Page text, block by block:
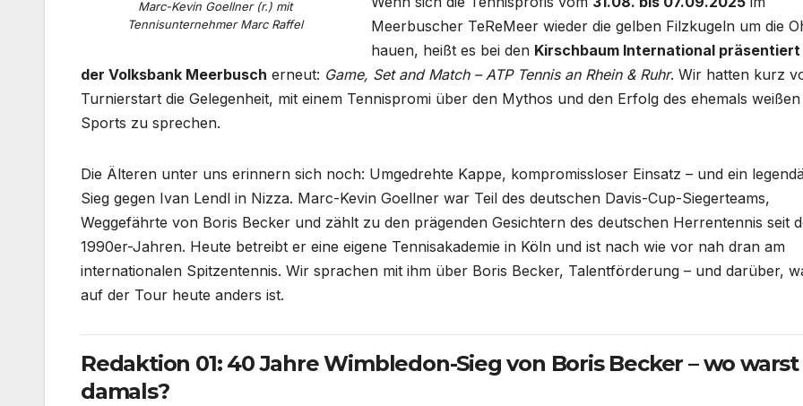
Marc-Kevin Goellner (r.) mit
Tennisunternehmer Marc Raffel
Meerbuscher TeReMeer wieder die gelben Filzkugeln um die
hauen, heißt es bei den Kirschbaum International präsentiert
der Volksbank Meerbusch erneut: Game, Set and Match – ATP Tennis an Rhein & Ruhr. Wir hatten kurz
Turnierstart die Gelegenheit, mit einem Tennispromi über den Mythos und den Erfolg des ehemals weißen
Sports zu sprechen.
Die Älteren unter uns erinnern sich noch: Umgedrehte Kappe, kompromissloser Einsatz – und ein
Sieg gegen Ivan Lendl in Nizza. Marc-Kevin Goellner war Teil des deutschen Davis-Cup-Siegerteams,
Weggefährte von Boris Becker und zählt zu den prägenden Gesichtern des deutschen Herrentennis seit
1990er-Jahren. Heute betreibt er eine eigene Tennisakademie in Köln und ist nach wie vor nah dran am
internationalen Spitzentennis. Wir sprachen mit ihm über Boris Becker, Talentförderung – und darüber,
auf der Tour heute anders ist.
Redaktion 01: 40 Jahre Wimbledon-Sieg von Boris Becker – wo
damals?